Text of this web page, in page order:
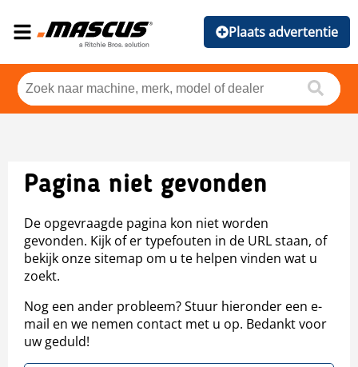
Plaats advertentie
Pagina niet gevonden
De opgevraagde pagina kon niet worden
gevonden. Kijk of er typefouten in de URL staan, of
bekijk onze sitemap om u te helpen vinden wat u
zoekt.
Nog een ander probleem? Stuur hieronder een e-
mail en we nemen contact met u op. Bedankt voor
uw geduld!